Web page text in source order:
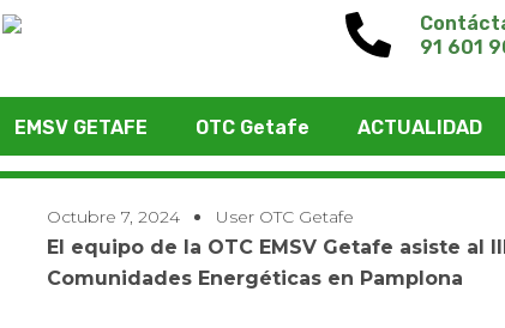
91 601
EMSV GETAFE OTC Getafe ACTUALIDAD
Octubre 7, 2024 User OTC Getafe
El equipo de la OTC EMSV Getafe asiste al
Comunidades Energéticas en Pamplona